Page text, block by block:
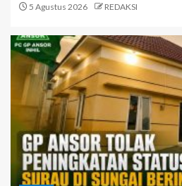
5 Agustus 2026 REDAKSI